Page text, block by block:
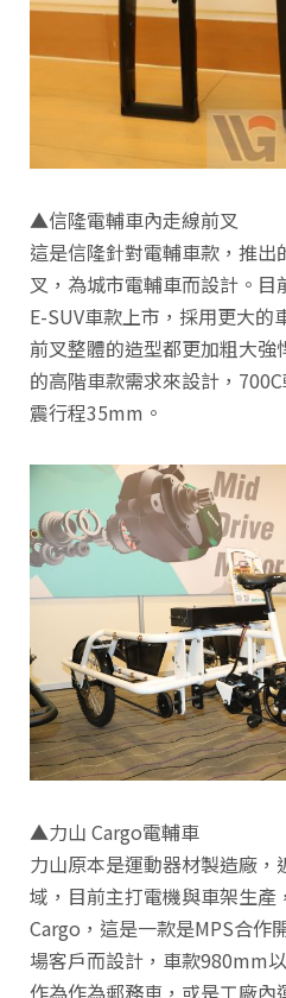
▲信隆電輔車內走線前叉
這是信隆針對電輔車款，推
叉，為城市電輔車而設計。
E-SUV車款上市，採用更大的
前叉整體的造型都更加粗大
的高階車款需求來設計，
震行程35mm。
▲力山 Cargo電輔車
力山原本是運動器材製造廠
域，目前主打電機與車架生產
Cargo，這是一款是MPS合作
場客戶而設計，車款980mm
作為作為郵務車，或是工廠